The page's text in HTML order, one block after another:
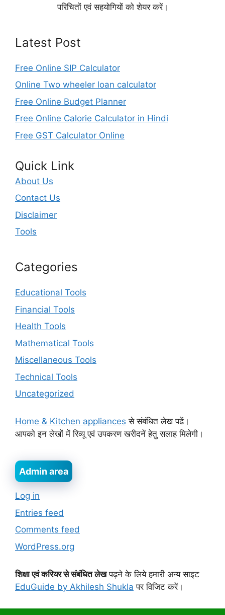
परिचितों एवं सहयोगियों को शेयर करें।
Latest Post
Free Online SIP Calculator
Online Two wheeler loan calculator
Free Online Budget Planner
Free Online Calorie Calculator in Hindi
Free GST Calculator Online
Quick Link
About Us
Contact Us
Disclaimer
Tools
Categories
Educational Tools
Financial Tools
Health Tools
Mathematical Tools
Miscellaneous Tools
Technical Tools
Uncategorized
Home & Kitchen appliances से संबंधित लेख पढें।
आपको इन लेखों में रिव्यू एवं उपकरण खरीदनें हेतु सलाह मिलेगी।
Admin area
Log in
Entries feed
Comments feed
WordPress.org
शिक्षा एवं करियर से संबंधित लेखपढ़ने के लिये हमारी अन्य साइट
EduGuide by Akhilesh Shukla पर विजिट करें।